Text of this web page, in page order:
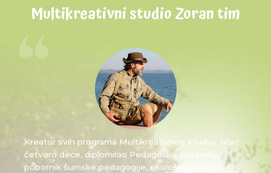
Multikreativni studio Zoran tim
Kreator svih programa Multikreativnog studija: otac
četvoro dece, diplomirao Pedagošku akademiju,
pobornik šumske pedagogije, ekološki aktivista,